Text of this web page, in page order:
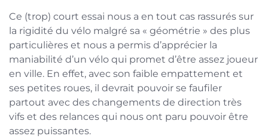
Ce (trop) court essai nous a en tout cas rassurés sur
la rigidité du vélo malgré sa « géométrie » des plus
particulières et nous a permis d’apprécier la
maniabilité d’un vélo qui promet d’être assez joueur
en ville. En effet, avec son faible empattement et
ses petites roues, il devrait pouvoir se faufiler
partout avec des changements de direction très
vifs et des relances qui nous ont paru pouvoir être
assez puissantes.